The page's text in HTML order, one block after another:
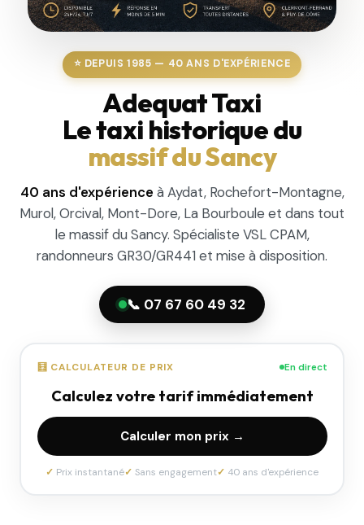
⭐ DEPUIS 1985 — 40 ANS D'EXPÉRIENCE
Adequat Taxi
Le taxi historique du
massif du Sancy
40 ans d'expérience à Aydat, Rochefort-Montagne,
Murol, Orcival, Mont-Dore, La Bourboule et dans tout
le massif du Sancy. Spécialiste VSL CPAM,
randonneurs GR30/GR441 et mise à disposition.
📞 07 67 60 49 32
🧮 CALCULATEUR DE PRIX En direct
Calculez votre tarif immédiatement
Calculer mon prix →
Prix instantané Sans engagement 40 ans d'expérience